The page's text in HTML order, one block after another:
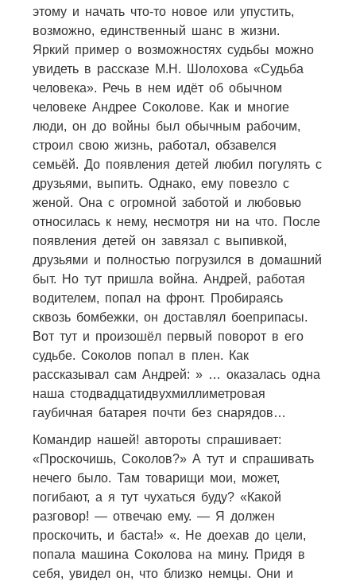
этому и начать что-то новое или упустить,
возможно, единственный шанс в жизни.
Яркий пример о возможностях судьбы можно
увидеть в рассказе М.Н. Шолохова «Судьба
человека». Речь в нем идёт об обычном
человеке Андрее Соколове. Как и многие
люди, он до войны был обычным рабочим,
строил свою жизнь, работал, обзавелся
семьёй. До появления детей любил погулять с
друзьями, выпить. Однако, ему повезло с
женой. Она с огромной заботой и любовью
относилась к нему, несмотря ни на что. После
появления детей он завязал с выпивкой,
друзьями и полностью погрузился в домашний
быт. Но тут пришла война. Андрей, работая
водителем, попал на фронт. Пробираясь
сквозь бомбежки, он доставлял боеприпасы.
Вот тут и произошёл первый поворот в его
судьбе. Соколов попал в плен. Как
рассказывал сам Андрей: » … оказалась одна
наша стодвадцатидвухмиллиметровая
гаубичная батарея почти без снарядов…
Командир нашей! автороты спрашивает:
«Проскочишь, Соколов?» А тут и спрашивать
нечего было. Там товарищи мои, может,
погибают, а я тут чухаться буду? «Какой
разговор! — отвечаю ему. — Я должен
проскочить, и баста!» «. Не доехав до цели,
попала машина Соколова на мину. Придя в
себя, увидел он, что близко немцы. Они и